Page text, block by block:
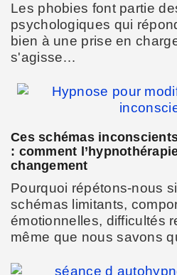
Les phobies font partie
psychologiques qui
bien à une prise en
s'agisse…
Ces schémas
: comment
changement
Pourquoi répétons-nous
schémas limitants,
émotionnelles, difficultés
même que nous savons